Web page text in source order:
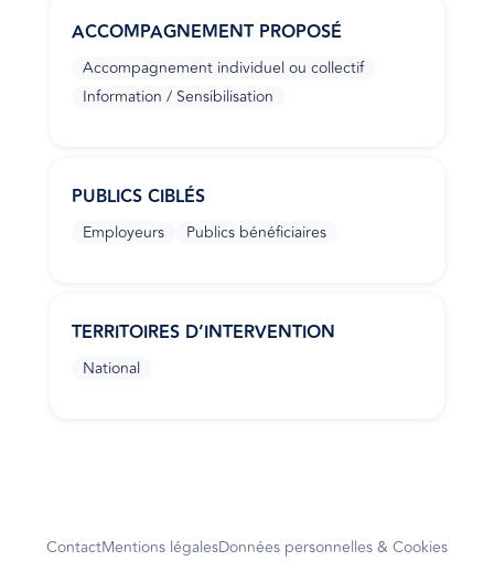
ACCOMPAGNEMENT PROPOSÉ
Accompagnement individuel ou collectif
Information / Sensibilisation
PUBLICS CIBLÉS
Employeurs Publics bénéficiaires
TERRITOIRES D’INTERVENTION
National
ContactMentions légalesDonnées personnelles & Cookies